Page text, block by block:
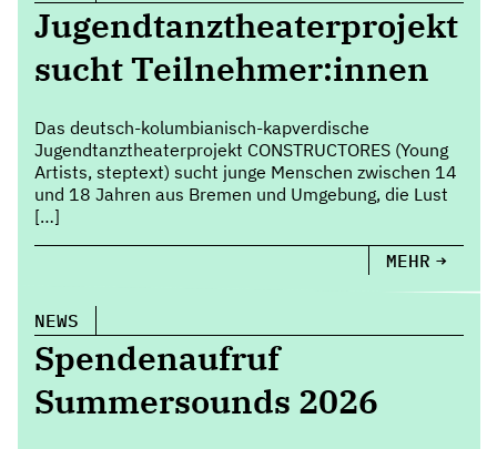
Jugendtanztheaterprojekt
sucht Teilnehmer:innen
Das deutsch-kolumbianisch-kapverdische
Jugendtanztheaterprojekt CONSTRUCTORES (Young
Artists, steptext) sucht junge Menschen zwischen 14
und 18 Jahren aus Bremen und Umgebung, die Lust
[…]
MEHR
NEWS
Spendenaufruf
Summersounds 2026